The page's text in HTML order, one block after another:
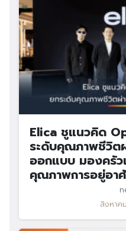
Elica ชูแนวคิด
ระดับคุณภาพชีวิต
ออกแบบ มองครั
คุณภาพการอยู่อา
สิงหา